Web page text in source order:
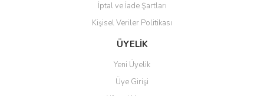
İptal ve İade Şartları
Kişisel Veriler Politikası
ÜYELİK
Yeni Üyelik
Üye Girişi